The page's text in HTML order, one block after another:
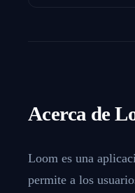
Acerca de
Loom es una
permite a los